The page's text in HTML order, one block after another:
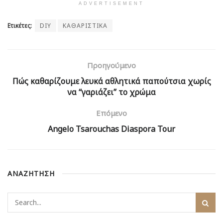
ADVERTISEMENT
Ετικέτες: DIY ΚΑΘΑΡΙΣΤΙΚΑ
Προηγούμενο
Πώς καθαρίζουμε λευκά αθλητικά παπούτσια χωρίς
να “γαριάζει” το χρώμα
Επόμενο
Angelo Tsarouchas Diaspora Tour
ΑΝΑΖΗΤΗΣΗ